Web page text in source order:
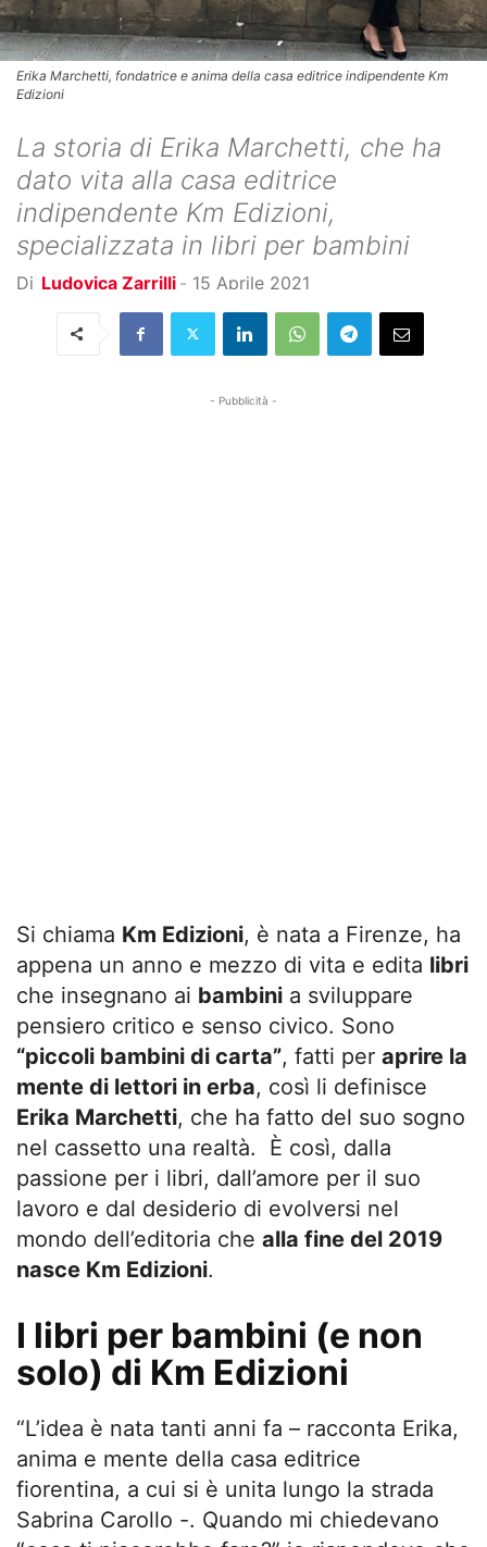
Erika Marchetti, fondatrice e anima della casa editrice indipendente Km
Edizioni
La storia di Erika Marchetti, che ha
dato vita alla casa editrice
indipendente Km Edizioni,
specializzata in libri per bambini
Di Ludovica Zarrilli - 15 Aprile 2021
- Pubblicità -
Si chiama Km Edizioni, è nata a Firenze, ha
appena un anno e mezzo di vita e edita libri
che insegnano ai bambini a sviluppare
pensiero critico e senso civico. Sono
“piccoli bambini di carta”, fatti per aprire la
mente di lettori in erba, così li definisce
Erika Marchetti, che ha fatto del suo sogno
nel cassetto una realtà. È così, dalla
passione per i libri, dall’amore per il suo
lavoro e dal desiderio di evolversi nel
mondo dell’editoria che alla fine del 2019
nasce Km Edizioni.
I libri per bambini (e non
solo) di Km Edizioni
“L’idea è nata tanti anni fa – racconta Erika,
anima e mente della casa editrice
fiorentina, a cui si è unita lungo la strada
Sabrina Carollo -. Quando mi chiedevano